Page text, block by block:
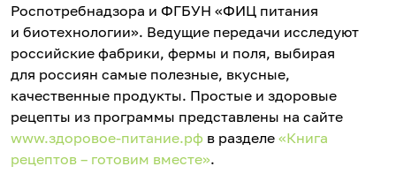
Роспотребнадзора и ФГБУН «ФИЦ питания
и биотехнологии». Ведущие передачи исследуют
российские фабрики, фермы и поля, выбирая
для россиян самые полезные, вкусные,
качественные продукты. Простые и здоровые
рецепты из программы представлены на сайте
www.здоровое-питание.рф в разделе «Книга
рецептов – готовим вместе».